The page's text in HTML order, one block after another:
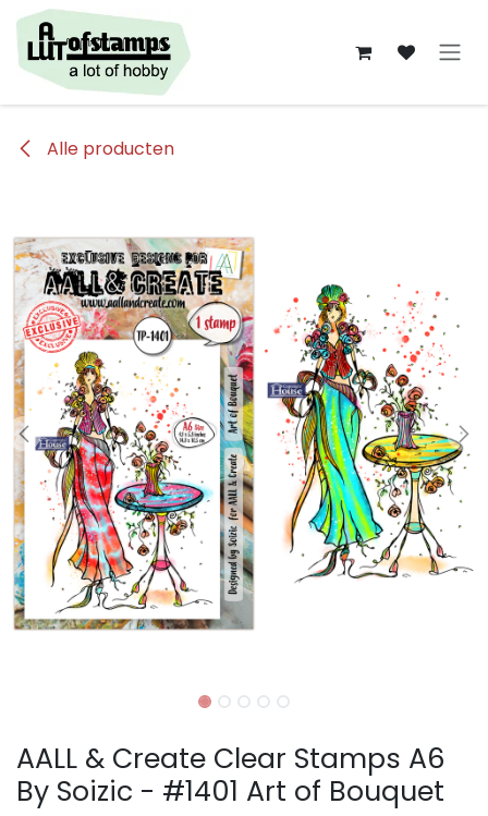
Overslaan naar inhoud
Alle producten
AALL & Create Clear Stamps A6
By Soizic - #1401 Art of Bouquet